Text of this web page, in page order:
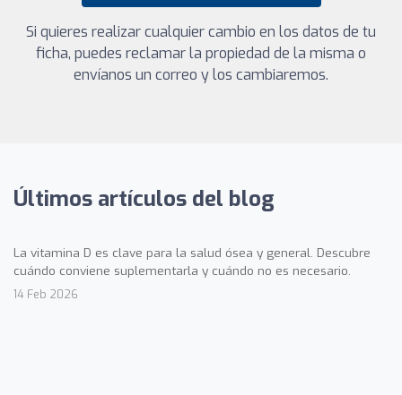
Si quieres realizar cualquier cambio en los datos de tu
ficha, puedes reclamar la propiedad de la misma o
envíanos un correo y los cambiaremos.
Últimos artículos del blog
La vitamina D es clave para la salud ósea y general. Descubre
cuándo conviene suplementarla y cuándo no es necesario.
14 Feb 2026